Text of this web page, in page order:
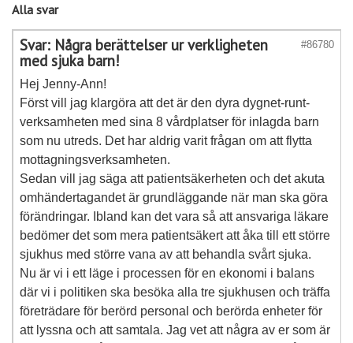
Alla svar
#86780
Svar: Några berättelser ur verkligheten
med sjuka barn!
Hej Jenny-Ann!
Först vill jag klargöra att det är den dyra dygnet-runt-
verksamheten med sina 8 vårdplatser för inlagda barn
som nu utreds. Det har aldrig varit frågan om att flytta
mottagningsverksamheten.
Sedan vill jag säga att patientsäkerheten och det akuta
omhändertagandet är grundläggande när man ska göra
förändringar. Ibland kan det vara så att ansvariga läkare
bedömer det som mera patientsäkert att åka till ett större
sjukhus med större vana av att behandla svårt sjuka.
Nu är vi i ett läge i processen för en ekonomi i balans
där vi i politiken ska besöka alla tre sjukhusen och träffa
företrädare för berörd personal och berörda enheter för
att lyssna och att samtala. Jag vet att några av er som är